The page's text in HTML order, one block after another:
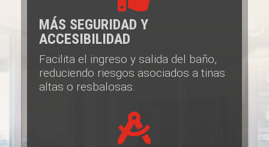
MÁS SEGURIDAD Y
ACCESIBILIDAD
Facilita el ingreso y salida del baño,
reduciendo riesgos asociados a tinas
altas o resbalosas.
